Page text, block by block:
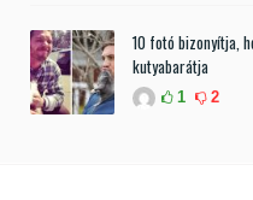
10 fotó bizonyítja,
kutyabarátja
1 2